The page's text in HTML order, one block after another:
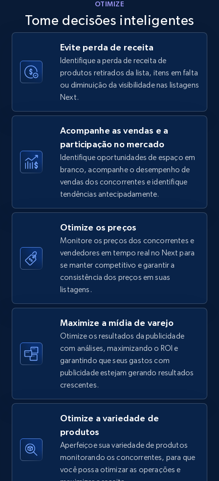
using sku numbers
URL, Final price, Sku, Currency, Gtin,
Specifications, Image urls, Top reviews, and
5.6K+ 875+ Comece agora
TikTok Shop
URL, Title, Available, Description, Currency, Initial
price, Final price, Discount percent, and more.
5.4K+ 667+ Comece agora
TikTok Shop - category
URL, Title, Available, Description, Currency, Initial
price, Final price, Discount percent, and more.
TikTok Shop - Collect TikTok shop products
by keywords search
URL, Title, Available, Description, Currency, Initial
price, Final price, Discount percent, and more.
TikTok Shop - discover records by shop url
OTIMIZE
Tome decisões inteligentes
Evite perda de receita
Identifique a perda de receita de
produtos retirados da lista, itens em falta
ou diminuição da visibilidade nas listagens
Next.
Acompanhe as vendas e a
participação no mercado
Identifique oportunidades de espaço em
branco, acompanhe o desempenho de
vendas dos concorrentes e identifique
tendências antecipadamente.
Otimize os preços
Monitore os preços dos concorrentes e
vendedores em tempo real no Next para
se manter competitivo e garantir a
consistência dos preços em suas
listagens.
Maximize a mídia de varejo
Otimize os resultados da publicidade
com análises, maximizando o ROI e
garantindo que seus gastos com
publicidade estejam gerando resultados
crescentes.
Otimize a variedade de
produtos
Aperfeiçoe sua variedade de produtos
monitorando os concorrentes, para que
você possa otimizar as operações e